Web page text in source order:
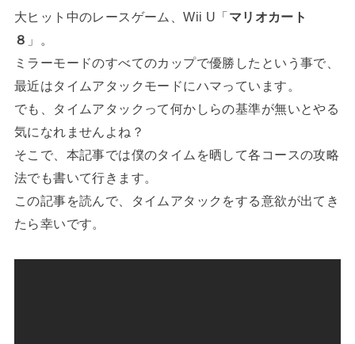
大ヒット中のレースゲーム、Wii U「 マリオカート
８ 」。
ミラーモードのすべてのカップで優勝したという事で、
最近はタイムアタックモードにハマっています。
でも、タイムアタックって何かしらの基準が無いとやる
気になれませんよね？
そこで、本記事では僕のタイムを晒して各コースの攻略
法でも書いて行きます。
この記事を読んで、タイムアタックをする意欲が出てき
たら幸いです。